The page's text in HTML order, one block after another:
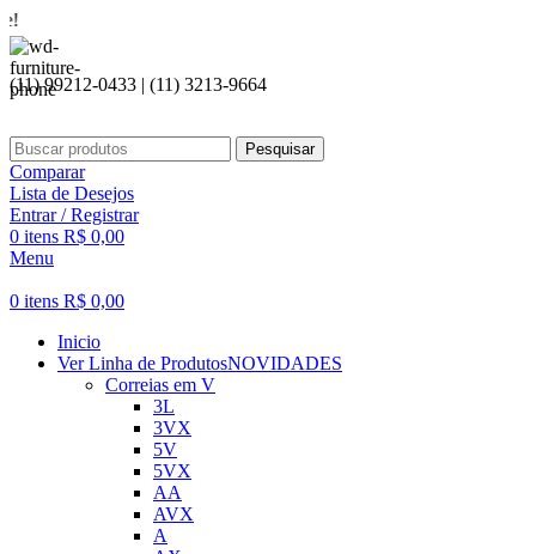
(11) 99212-0433 | (11) 3213-9664
Pesquisar
Comparar
Lista de Desejos
Entrar / Registrar
0 itens R$ 0,00
Menu
0 itens R$ 0,00
Inicio
Ver Linha de ProdutosNOVIDADES
Correias em V
3L
3VX
5V
5VX
AA
AVX
A